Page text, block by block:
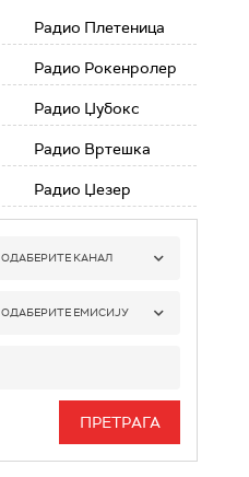
Радио Плетеница
Радио Рокенролер
Радио Џубокс
Радио Вртешка
Радио Џезер
ОДАБЕРИТЕ КАНАЛ
РАДИО БЕОГРАД 1
РАДИО БЕОГРАД 3
ОДАБЕРИТЕ ЕМИСИЈУ
ИНФО